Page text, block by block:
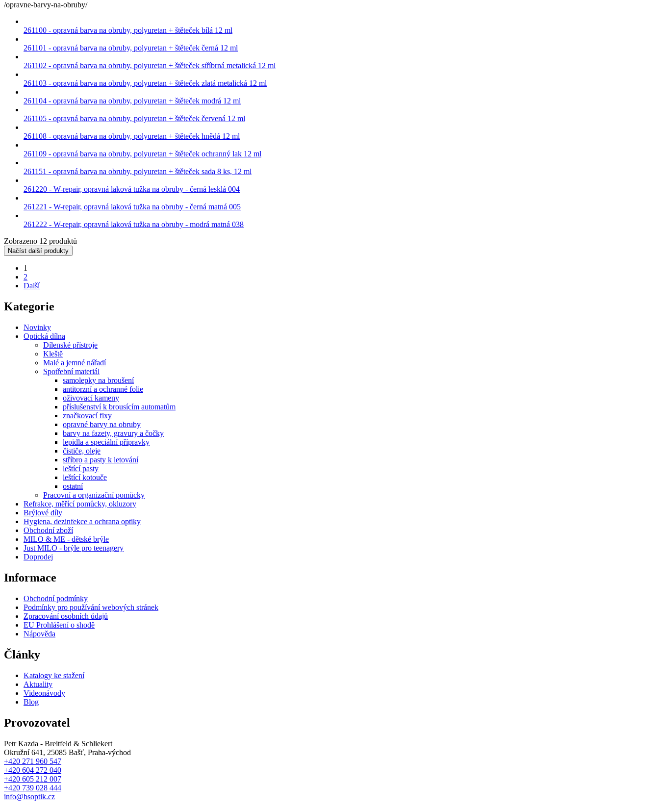
/opravne-barvy-na-obruby/
261100 - opravná barva na obruby, polyuretan + štěteček bílá 12 ml
261101 - opravná barva na obruby, polyuretan + štěteček černá 12 ml
261102 - opravná barva na obruby, polyuretan + štěteček stříbrná metalická 12 ml
261103 - opravná barva na obruby, polyuretan + štěteček zlatá metalická 12 ml
261104 - opravná barva na obruby, polyuretan + štěteček modrá 12 ml
261105 - opravná barva na obruby, polyuretan + štěteček červená 12 ml
261108 - opravná barva na obruby, polyuretan + štěteček hnědá 12 ml
261109 - opravná barva na obruby, polyuretan + štěteček ochranný lak 12 ml
261151 - opravná barva na obruby, polyuretan + štěteček sada 8 ks, 12 ml
261220 - W-repair, opravná laková tužka na obruby - černá lesklá 004
261221 - W-repair, opravná laková tužka na obruby - černá matná 005
261222 - W-repair, opravná laková tužka na obruby - modrá matná 038
Zobrazeno 12 produktů
Načíst další produkty
1
2
Další
Kategorie
Novinky
Optická dílna
Dílenské přístroje
Kleště
Malé a jemné nářadí
Spotřební materiál
samolepky na broušení
antitorzní a ochranné folie
oživovací kameny
příslušenství k brousícím automatům
značkovací fixy
opravné barvy na obruby
barvy na fazety, gravury a čočky
lepidla a speciální přípravky
čističe, oleje
stříbro a pasty k letování
leštící pasty
leštící kotouče
ostatní
Pracovní a organizační pomůcky
Refrakce, měřící pomůcky, okluzory
Brýlové díly
Hygiena, dezinfekce a ochrana optiky
Obchodní zboží
MILO & ME - dětské brýle
Just MILO - brýle pro teenagery
Doprodej
Informace
Obchodní podmínky
Podmínky pro používání webových stránek
Zpracování osobních údajů
EU Prohlášení o shodě
Nápověda
Články
Katalogy ke stažení
Aktuality
Videonávody
Blog
Provozovatel
Petr Kazda - Breitfeld & Schliekert
Okružní 641, 25085 Bašť, Praha-východ
+420 271 960 547
+420 604 272 040
+420 605 212 007
+420 739 028 444
info@bsoptik.cz